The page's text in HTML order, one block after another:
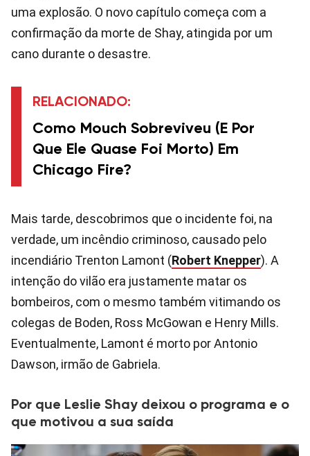
uma explosão. O novo capítulo começa com a
confirmação da morte de Shay, atingida por um
cano durante o desastre.
RELACIONADO:
Como Mouch Sobreviveu (e Por
Que Ele Quase Foi Morto) Em
Chicago Fire?
Mais tarde, descobrimos que o incidente foi, na
verdade, um incêndio criminoso, causado pelo
incendiário Trenton Lamont (Robert Knepper). A
intenção do vilão era justamente matar os
bombeiros, com o mesmo também vitimando os
colegas de Boden, Ross McGowan e Henry Mills.
Eventualmente, Lamont é morto por Antonio
Dawson, irmão de Gabriela.
Por que Leslie Shay deixou o programa e o
que motivou a sua saída